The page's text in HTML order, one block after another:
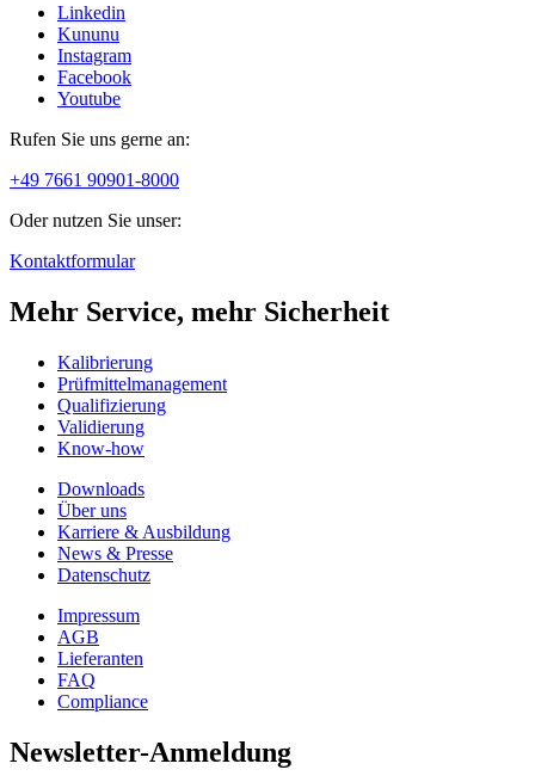
Linkedin
Kununu
Instagram
Facebook
Youtube
Rufen Sie uns gerne an:
+49 7661 90901-8000
Oder nutzen Sie unser:
Kontaktformular
Mehr Service, mehr Sicherheit
Kalibrierung
Prüfmittelmanagement
Qualifizierung
Validierung
Know-how
Downloads
Über uns
Karriere & Ausbildung
News & Presse
Datenschutz
Impressum
AGB
Lieferanten
FAQ
Compliance
Newsletter-Anmeldung